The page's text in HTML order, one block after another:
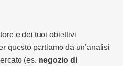
e dei tuoi obiettivi
questo partiamo da un’analisi
(es. negozio di